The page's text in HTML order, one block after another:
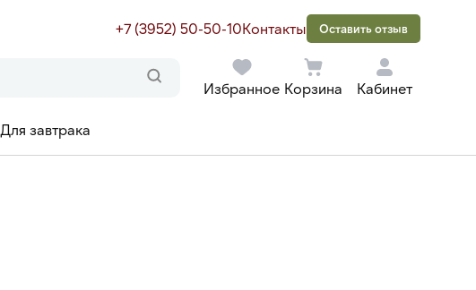
+7 (3952) 50-50-10Контакты Оставить отзыв
Избранное Корзина Кабинет
Для завтрака